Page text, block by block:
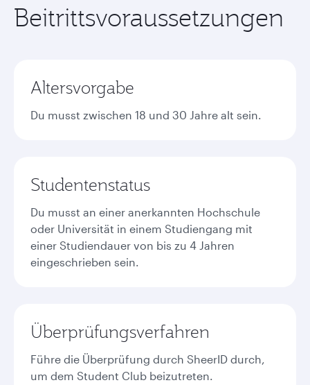
Beitrittsvoraussetzungen
Altersvorgabe
Du musst zwischen 18 und 30 Jahre alt sein.
Studentenstatus
Du musst an einer anerkannten Hochschule
oder Universität in einem Studiengang mit
einer Studiendauer von bis zu 4 Jahren
eingeschrieben sein.
Überprüfungsverfahren
Führe die Überprüfung durch SheerID durch,
um dem Student Club beizutreten.